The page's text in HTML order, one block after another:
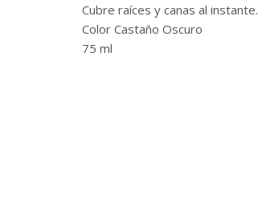
Cubre raíces y canas al instante.
Color Castaño Oscuro
75 ml